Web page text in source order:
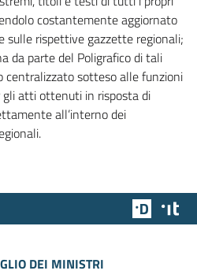
costantemente aggiornato
sulle rispettive gazzette regionali;
da parte del Poligrafico di tali
centralizzato sotteso alle funzioni
gli atti ottenuti in risposta di
all’interno dei
Team
DEI MINISTRI